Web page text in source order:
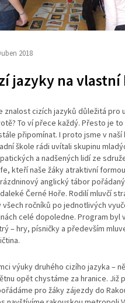
2018
jazyky na vlastní
znalost cizích jazyků důležitá pro
To ví přece každý. Přesto je
připomínat. I proto jsme v naší
škole rádi uvítali skupinu
a nadšených lidí ze
kteří naše žáky atraktivní
anglický tábor pořádaný
Černé Hoře. Rodilí mluvčí
všech ročníků po jednotlivých
celé dopoledne. Program byl
– hry, písničky a především
výuky druhého cizího jazyka –
opět chystáme za hranice. Již
pro žáky zájezdy do